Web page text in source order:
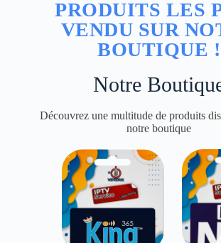
PRODUITS LES
VENDU SUR
BOUTIQUE !
Notre
Découvrez une multitude de produits
notre boutique